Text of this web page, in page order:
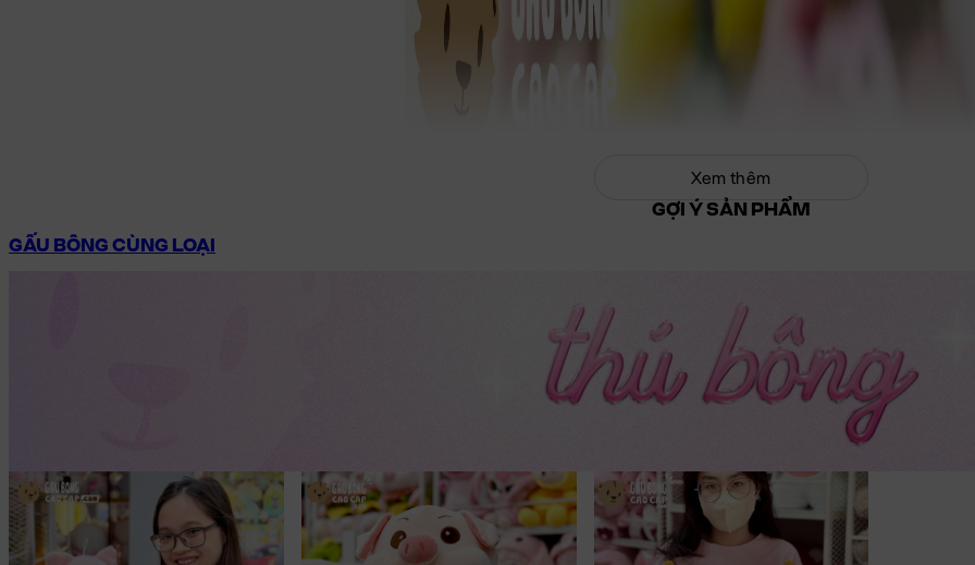
Xem thêm
GỢI Ý SẢN PHẨM
GẤU BÔNG CÙNG LOẠI